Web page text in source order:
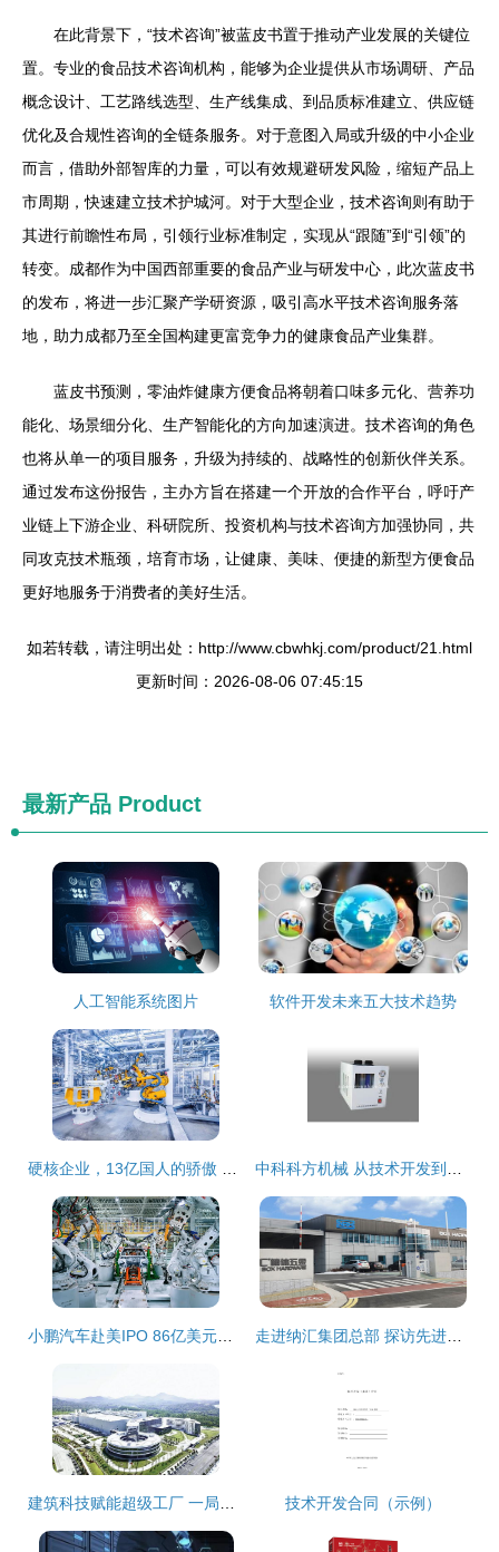
在此背景下，“技术咨询”被蓝皮书置于推动产业发展的关键位
置。专业的食品技术咨询机构，能够为企业提供从市场调研、产品
概念设计、工艺路线选型、生产线集成、到品质标准建立、供应链
优化及合规性咨询的全链条服务。对于意图入局或升级的中小企业
而言，借助外部智库的力量，可以有效规避研发风险，缩短产品上
市周期，快速建立技术护城河。对于大型企业，技术咨询则有助于
其进行前瞻性布局，引领行业标准制定，实现从“跟随”到“引领”的
转变。成都作为中国西部重要的食品产业与研发中心，此次蓝皮书
的发布，将进一步汇聚产学研资源，吸引高水平技术咨询服务落
地，助力成都乃至全国构建更富竞争力的健康食品产业集群。
蓝皮书预测，零油炸健康方便食品将朝着口味多元化、营养功
能化、场景细分化、生产智能化的方向加速演进。技术咨询的角色
也将从单一的项目服务，升级为持续的、战略性的创新伙伴关系。
通过发布这份报告，主办方旨在搭建一个开放的合作平台，呼吁产
业链上下游企业、科研院所、投资机构与技术咨询方加强协同，共
同攻克技术瓶颈，培育市场，让健康、美味、便捷的新型方便食品
更好地服务于消费者的美好生活。
如若转载，请注明出处：http://www.cbwhkj.com/product/21.html
更新时间：2026-08-06 07:45:15
最新产品 Product
人工智能系统图片 软件开发未来五大技术趋势
技术开发合同（示例）